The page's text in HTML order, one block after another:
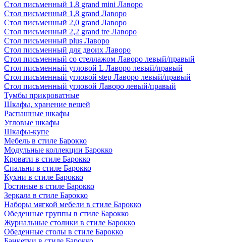
Стол письменный 1,8 grand mini Лаворо
Стол письменный 1,8 grand Лаворо
Стол письменный 2,0 grand Лаворо
Стол письменный 2,2 grand tre Лаворо
Стол письменный plus Лаворо
Стол письменный для двоих Лаворо
Стол письменный со стеллажом Лаворо левый/правый
Стол письменный угловой L Лаворо левый/правый
Стол письменный угловой step Лаворо левый/правый
Стол письменный угловой Лаворо левый/правый
Тумбы прикроватные
Шкафы, хранение вещей
Распашные шкафы
Угловые шкафы
Шкафы-купе
Мебель в стиле Барокко
Модульные коллекции Барокко
Кровати в стиле Барокко
Спальни в стиле Барокко
Кухни в стиле Барокко
Гостиные в стиле Барокко
Зеркала в стиле Барокко
Наборы мягкой мебели в стиле Барокко
Обеденные группы в стиле Барокко
Журнальные столики в стиле Барокко
Обеденные столы в стиле Барокко